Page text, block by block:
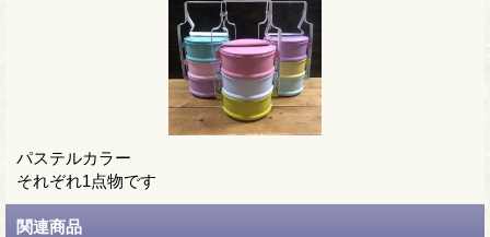
パステルカラー
それぞれ1点物です
関連商品